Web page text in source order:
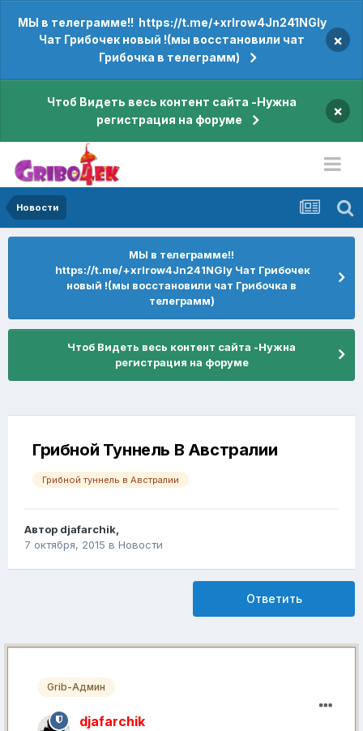
МЫ в телеграмме!! https://t.me/+xrIrow4Jn241NGIy
Чат Грибочек новый !(мы восстановили чат
Грибочка в телеграмм)
×
Чтоб Видеть весь контент сайта -Нужна
регистрация на форуме
×
Новости
МЫ в телеграмме!!
https://t.me/+xrIrow4Jn241NGIy Чат Грибочек
новый !(мы восстановили чат Грибочка в
телеграмм)
Чтоб Видеть весь контент сайта -Нужна
регистрация на форуме
Грибной Туннель В Австралии
Грибной туннель в Австралии
Автор djafarchik,
7 октября, 2015 в Новости
Ответить
Grib-Админ
djafarchik